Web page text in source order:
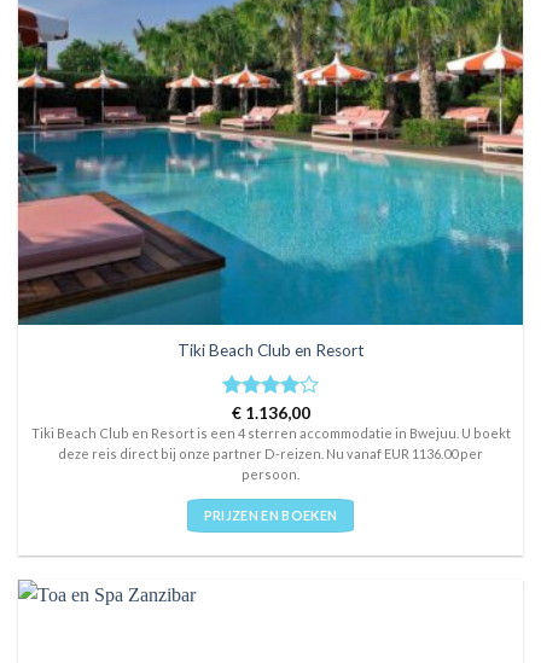
Tiki Beach Club en Resort
Rated4
out of 5
€1.136,00
Tiki Beach Club en Resort is een 4 sterren accommodatie in Bwejuu. U boekt
deze reis direct bij onze partner D-reizen. Nu vanaf EUR 1136.00 per
persoon.
PRIJZEN EN BOEKEN